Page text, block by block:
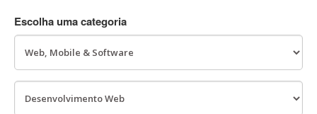
Escolha uma categoria